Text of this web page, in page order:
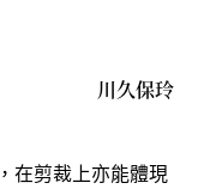
川久保玲
， 在剪裁上亦能體現